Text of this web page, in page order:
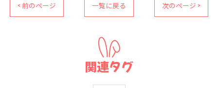
< 前のページ 一覧に戻る 次のページ >
関連タグ